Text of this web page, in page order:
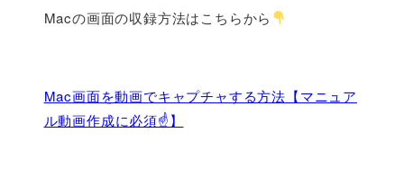
Macの画面の収録方法はこちらから
Mac画面を動画でキャプチャする方法【マニュア
ル動画作成に必須☝️】